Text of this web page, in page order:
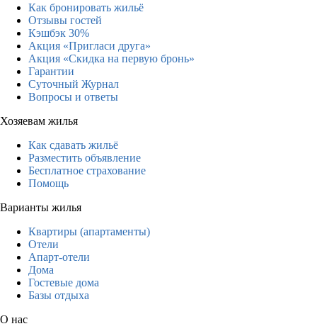
Как бронировать жильё
Отзывы гостей
Кэшбэк 30%
Акция «Пригласи друга»
Акция «Скидка на первую бронь»
Гарантии
Суточный Журнал
Вопросы и ответы
Хозяевам жилья
Как сдавать жильё
Разместить объявление
Бесплатное страхование
Помощь
Варианты жилья
Квартиры (апартаменты)
Отели
Апарт-отели
Дома
Гостевые дома
Базы отдыха
О нас